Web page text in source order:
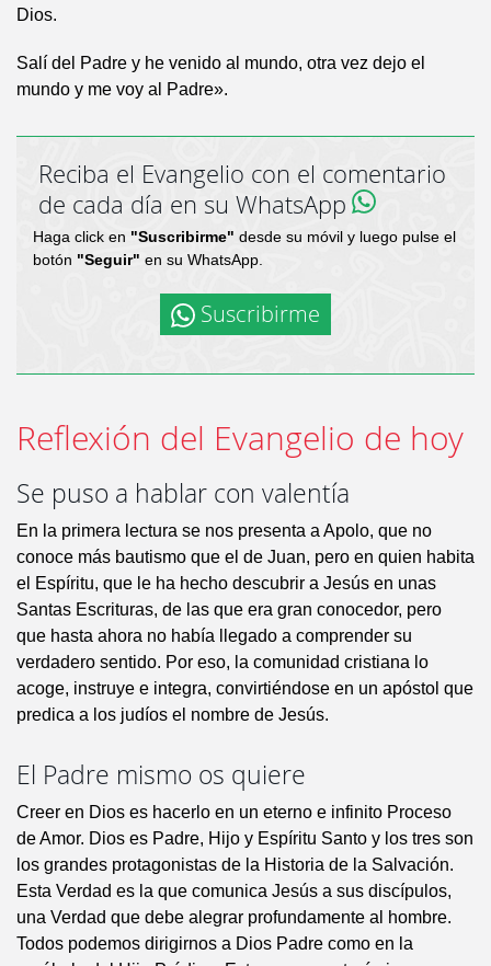
Dios.
Salí del Padre y he venido al mundo, otra vez dejo el
mundo y me voy al Padre».
Reciba el Evangelio con el comentario
de cada día en su WhatsApp
Haga click en "Suscribirme" desde su móvil y luego pulse el
botón "Seguir" en su WhatsApp.
Suscribirme
Reflexión del Evangelio de hoy
Se puso a hablar con valentía
En la primera lectura se nos presenta a Apolo, que no
conoce más bautismo que el de Juan, pero en quien habita
el Espíritu, que le ha hecho descubrir a Jesús en unas
Santas Escrituras, de las que era gran conocedor, pero
que hasta ahora no había llegado a comprender su
verdadero sentido. Por eso, la comunidad cristiana lo
acoge, instruye e integra, convirtiéndose en un apóstol que
predica a los judíos el nombre de Jesús.
El Padre mismo os quiere
Creer en Dios es hacerlo en un eterno e infinito Proceso
de Amor. Dios es Padre, Hijo y Espíritu Santo y los tres son
los grandes protagonistas de la Historia de la Salvación.
Esta Verdad es la que comunica Jesús a sus discípulos,
una Verdad que debe alegrar profundamente al hombre.
Todos podemos dirigirnos a Dios Padre como en la